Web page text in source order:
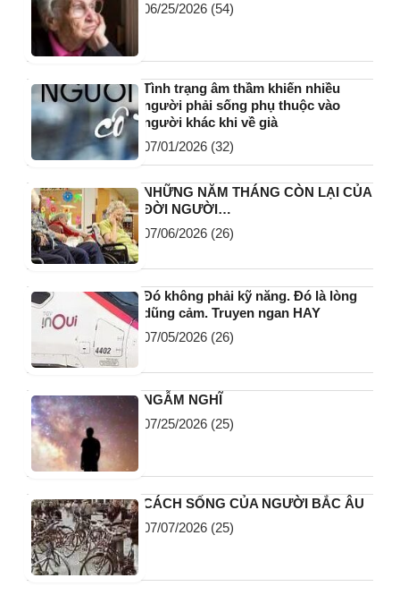
06/25/2026 (54)
Tình trạng âm thầm khiến nhiều
người phải sống phụ thuộc vào
người khác khi về già
07/01/2026 (32)
NHỮNG NĂM THÁNG CÒN LẠI CỦA
ĐỜI NGƯỜI…
07/06/2026 (26)
Đó không phải kỹ năng. Đó là lòng
dũng cảm. Truyen ngan HAY
07/05/2026 (26)
NGẪM NGHĨ
07/25/2026 (25)
CÁCH SỐNG CỦA NGƯỜI BẮC ÂU
07/07/2026 (25)